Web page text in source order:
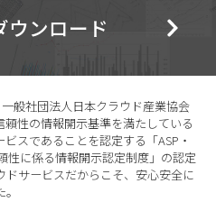
ウンロード
般社団法人日本クラウド産業協会
頼性の情報開示基準を満たしている
ビスであることを認定する「ASP・
性に係る情報開示認定制度」の認定
ドサービスだからこそ、安心安全に